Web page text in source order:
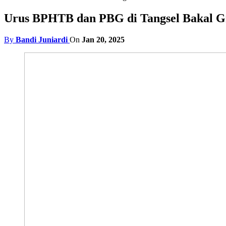
Urus BPHTB dan PBG di Tangsel Bakal
By Bandi Juniardi On Jan 20, 2025